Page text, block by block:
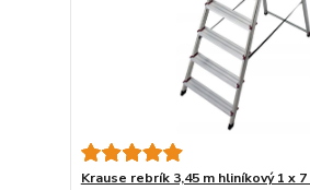
Krause rebrík 3,45 m hliníkový 1 x